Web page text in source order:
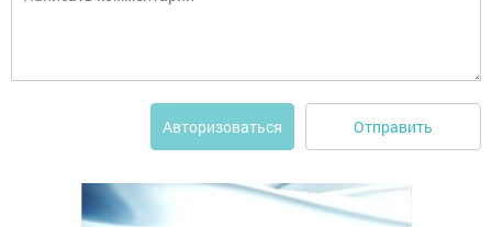
Авторизоваться Отправить